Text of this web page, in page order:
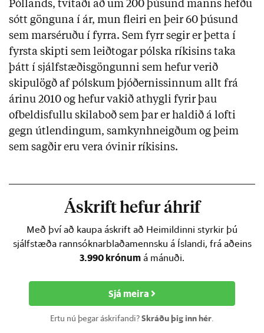
Póllands, tvítaði að um 200 þúsund manns hefðu
sótt gönguna í ár, mun fleiri en þeir 60 þúsund
sem marséruðu í fyrra. Sem fyrr segir er þetta í
fyrsta skipti sem leiðtogar pólska ríkisins taka
þátt í sjálfstæðisgöngunni sem hefur verið
skipulögð af pólskum þjóðernissinnum allt frá
árinu 2010 og hefur vakið athygli fyrir þau
ofbeldisfullu skilaboð sem þar er haldið á lofti
gegn útlendingum, samkynhneigðum og þeim
sem sagðir eru vera óvinir ríkisins.
Áskrift hefur áhrif
Með því að kaupa áskrift að Heimildinni styrkir þú
sjálfstæða rannsóknarblaðamennsku á Íslandi, frá aðeins
3.990 krónum á mánuði.
Sjá meira
Ertu nú þegar áskrifandi?Skráðu þig inn hér.